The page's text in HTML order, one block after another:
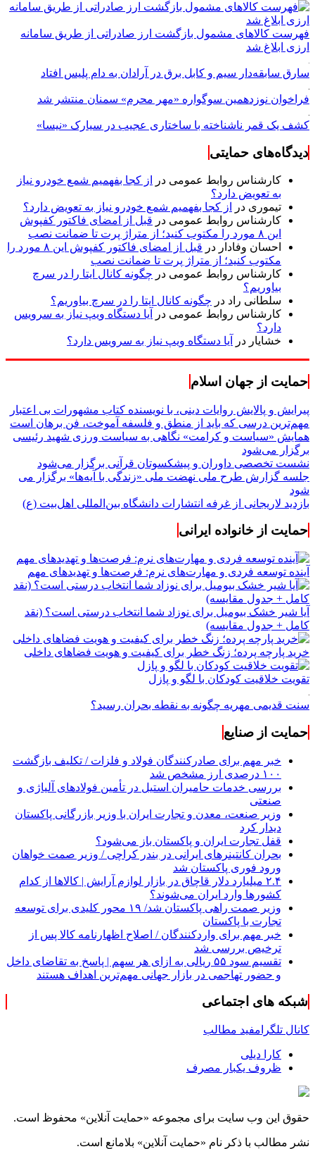
فهرست کالاهای مشمول بازگشت ارز صادراتی از طریق سامانه
ارزی ابلاغ شد
سارق سابقه‌دار سیم و کابل برق در آرادان به دام پلیس افتاد
فراخوان نوزدهمین سوگواره «مهر محرم» سمنان منتشر شد
کشف یک قمر ناشناخته با ساختاری عجیب در سیارک «نیسا»
دیدگاه‌های حمایتی
کارشناس روابط عمومی در
از کجا بفهمیم شمع خودرو نیاز
به تعویض دارد؟
تیموری در
از کجا بفهمیم شمع خودرو نیاز به تعویض دارد؟
کارشناس روابط عمومی در قبل از امضای فاکتور کفپوش
این ۸ مورد را مکتوب کنید؛ از متراژ پرت تا ضمانت نصب
احسان وفادار در
قبل از امضای فاکتور کفپوش این ۸ مورد را
مکتوب کنید؛ از متراژ پرت تا ضمانت نصب
کارشناس روابط عمومی در چگونه کانال ایتا را در سرچ
بیاوریم؟
سلطانی راد در چگونه کانال ایتا را در سرچ بیاوریم؟
کارشناس روابط عمومی در
آیا دستگاه ویپ نیاز به سرویس
دارد؟
خشایار در آیا دستگاه ویپ نیاز به سرویس دارد؟
حمایت از جهان اسلام
پیرایش و پالایش روایات دینی، با نویسنده کتاب مشهورات بی اعتبار
مهم‌ترین درسی که باید از منطق و فلسفه آموخت، فن برهان است
همایش «سیاست و کرامت» نگاهی به سیاست ورزی شهید رئیسی
برگزار می‌شود
نشست تخصصی داوران و پیشکسوتان قرآنی برگزار می‌شود
جلسه گزارش طرح ملی نهضت ملی «زندگی با آیه‌ها» برگزار می
شود
بازدید لاریجانی از غرفه انتشارات دانشگاه بین‌المللی اهل‌بیت (ع)
حمایت از خانواده ایرانی
آینده توسعه فردی و مهارت‌های نرم: فرصت‌ها و تهدیدهای مهم
آیا شیر خشک بیومیل برای نوزاد شما انتخاب درستی است؟ (نقد
کامل + جدول مقایسه)
خرید پارچه پرده؛ زنگ خطر برای کیفیت و هویت فضاهای داخلی
تقویت خلاقیت کودکان با لگو و پازل
سنت قدیمی مهریه چگونه به نقطه بحران رسید؟
حمایت از صنایع
خبر مهم برای صادرکنندگان فولاد و فلزات / تکلیف بازگشت
۱۰۰ درصدی ارز مشخص شد
بررسی خدمات حامیران استیل در تأمین فولادهای آلیاژی و
صنعتی
وزیر صنعت، معدن و تجارت ایران با وزیر بازرگانی پاکستان
دیدار کرد
قفل تجارت ایران و پاکستان باز می‌شود؟
بحران کانتینر‌های ایرانی در بندر کراچی / وزیر صمت خواهان
ورود فوری پاکستان شد
۲.۴ میلیارد دلار قاچاق در بازار لوازم آرایش | کالاها از کدام
کشورها وارد ایران می‌شوند؟
وزیر صمت راهی پاکستان شد/ ۱۹ محور کلیدی برای توسعه
تجارت با پاکستان
خبر مهم برای واردکنندگان / اصلاح اظهارنامه کالا پس از
ترخیص بررسی شد
تقسیم سود ۵۵ ریالی به ازای هر سهم | پاسخ به تقاضای داخل
و حضور تهاجمی در بازار جهانی مهم‌ترین اهداف هستند
شبکه های اجتماعی
کانال تلگرامفید مطالب
کارا دیلی
ظروف یکبار مصرف
حقوق این وب سایت برای مجموعه «حمایت‌ آنلاین» محفوظ است.
نشر مطالب با ذکر نام «حمایت‌ آنلاین» بلامانع است.